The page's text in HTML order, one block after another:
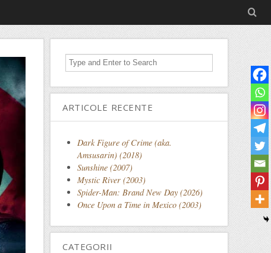
ARTICOLE RECENTE
Dark Figure of Crime (aka.
Amsusarin) (2018)
Sunshine (2007)
Mystic River (2003)
Spider-Man: Brand New Day (2026)
Once Upon a Time in Mexico (2003)
CATEGORII